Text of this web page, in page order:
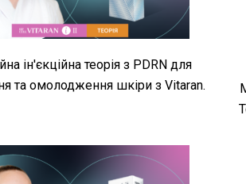
ін'єкційна теорія з PDRN для
та омолодження шкіри з Vitaran.